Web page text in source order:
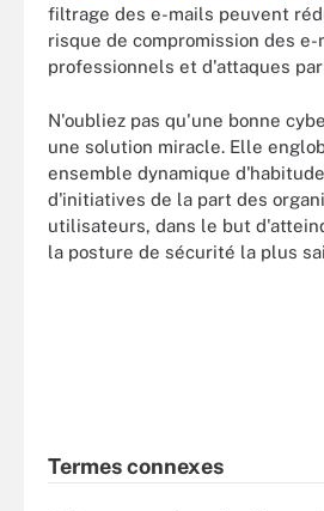
filtrage des e-mails peuvent
risque de compromission des e-
professionnels et d'attaques
N'oubliez pas qu'une bonne
une solution miracle. Elle
ensemble dynamique
d'initiatives de la part des
utilisateurs, dans le but
la posture de sécurité la plus
Termes connexes